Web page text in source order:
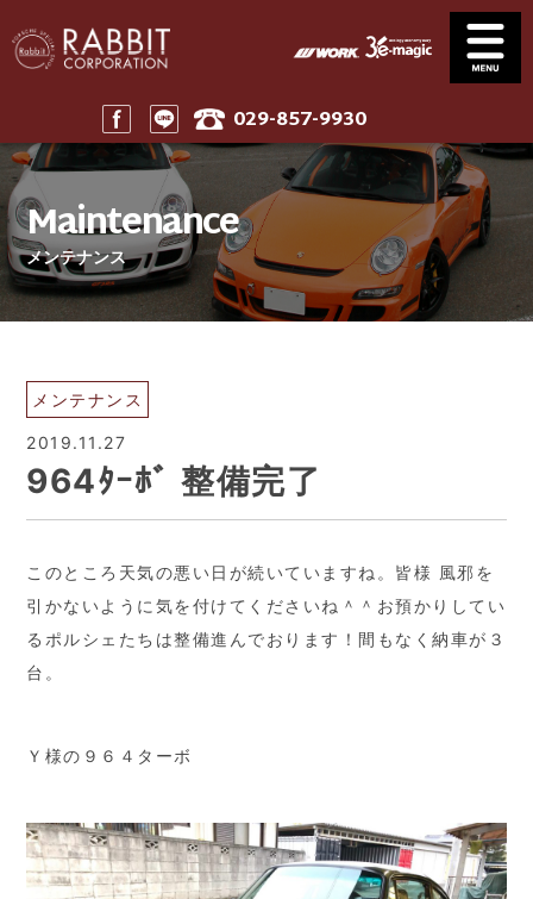
029-857-9930
サービス案内
News
ニュース一覧
Stock
在庫車
Parts
パーツ
Company
会社案内
911 Touring
911ツーリング
Home
ホーム
Maintenance
メンテナンス
メンテナンス
2019.11.27
964ﾀｰﾎﾞ 整備完了
このところ天気の悪い日が続いていますね。皆様 風邪を
引かないように気を付けてくださいね＾＾お預かりしてい
るポルシェたちは整備進んでおります！間もなく納車が３
台。
Ｙ様の９６４ターボ